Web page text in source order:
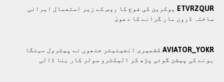
ETVRZQUR یوکرین کی فوج کا روس کے زیر استعمال ایرانی
ساختہ ڈرون مار گرانے کا دعویٰ
AVIATOR_YOKR کشمیری انجینیئر جنھوں نے پیٹرول مہنگا
ہونے کی پیشن گوئی پڑھ کر الیکٹرو سولر کار بنا ڈالی